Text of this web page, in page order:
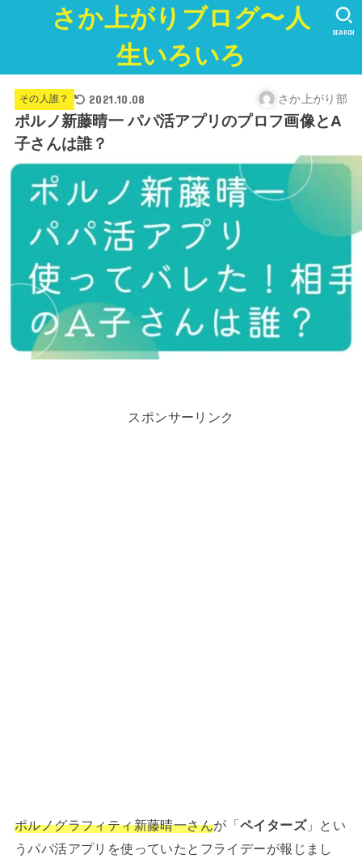
さか上がりブログ〜人
生いろいろ
SEARCH
その人誰？ 2021.10.08 さか上がり部
ポルノ新藤晴一 パパ活アプリのプロフ画像とA
子さんは誰？
スポンサーリンク
ポルノグラフィティ新藤晴一さんが「ペイターズ」とい
うパパ活アプリを使っていたとフライデーが報じまし